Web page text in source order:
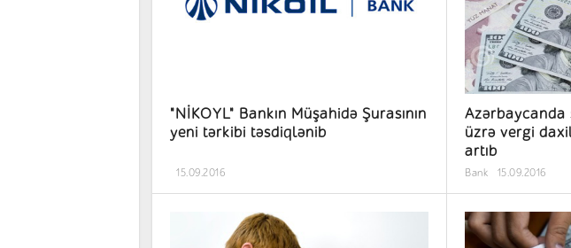
"NİKOYL" Bankın Müşahidə Şurasının
yeni tərkibi təsdiqlənib
15.09.2016
üzrə vergi
artıb
Bank 15.09.2016